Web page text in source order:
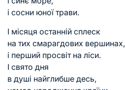
і сосни юної трави.
І місяця останній сплеск
на тих смарагдових вершинах,
і перший просвіт на ліси.
І свято дня
в душі найглибше десь,